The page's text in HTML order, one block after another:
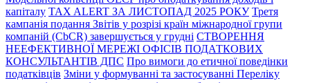
капіталу TAX ALERT ЗА ЛИСТОПАД 2025 РОКУ Третя
кампанія подання Звітів у розрізі країн міжнародної групи
компаній (CbCR) завершується у грудні СТВОРЕННЯ
НЕЕФЕКТИВНОЇ МЕРЕЖІ ОФІСІВ ПОДАТКОВИХ
КОНСУЛЬТАНТІВ ДПС Про вимоги до етичної поведінки
податківців Зміни у формуванні та застосуванні Переліку